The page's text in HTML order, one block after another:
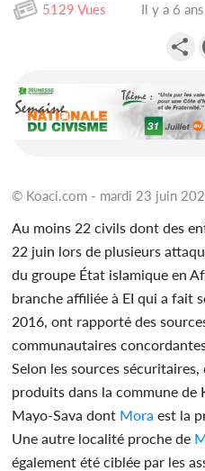
5129 Vues Il y a 6 ans
© Koaci.com - mardi 23 juin
Au moins 22 civils dont des
22 juin lors de plusieurs
du groupe État islamique en
branche affiliée à EI qui a fait
2016, ont rapporté des
communautaires
Selon les sources
produits dans la commune
Mayo-Sava dont Mora est la
Une autre localité proche de
également été ciblée par les